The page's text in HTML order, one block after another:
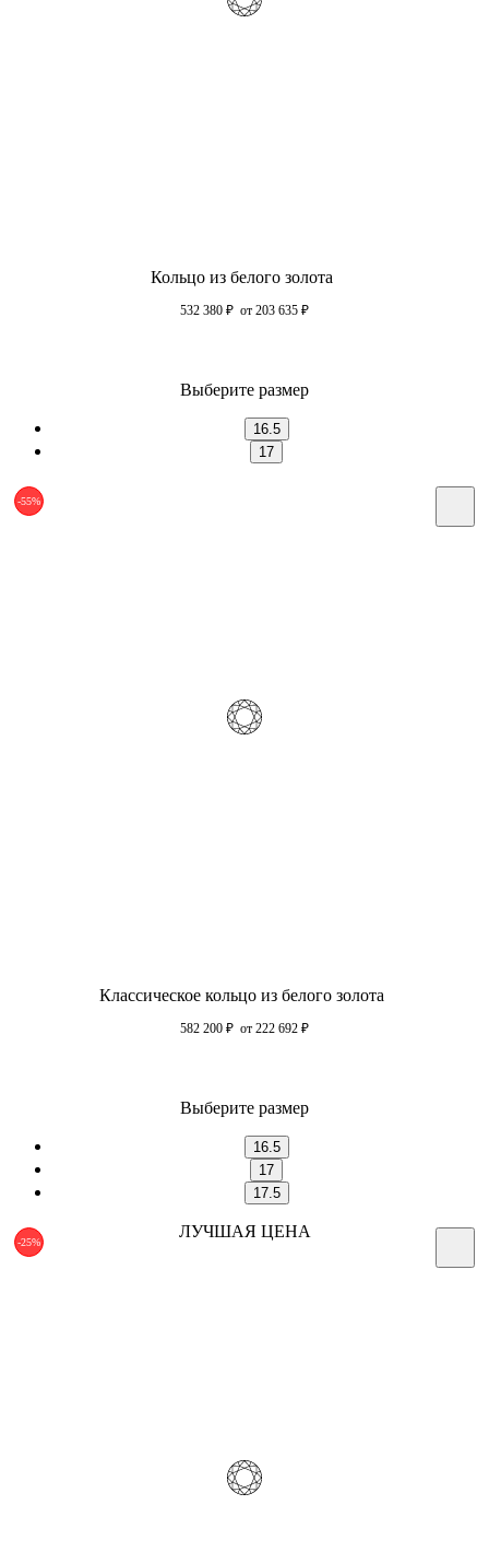
Кольцо из белого золота
532 380 ₽ от 203 635 ₽
Выберите размер
16.5
17
-55%
Классическое кольцо из белого золота
582 200 ₽ от 222 692 ₽
Выберите размер
16.5
17
17.5
-25%
ЛУЧШАЯ ЦЕНА